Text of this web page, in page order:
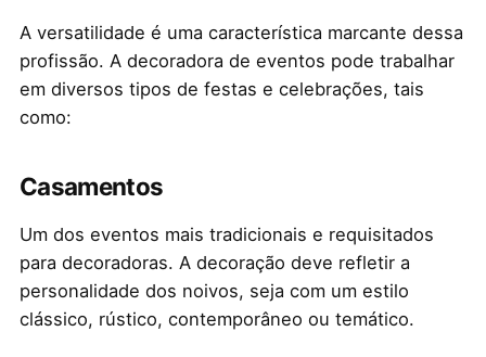
A versatilidade é uma característica marcante dessa
profissão. A decoradora de eventos pode trabalhar
em diversos tipos de festas e celebrações, tais
como:
Casamentos
Um dos eventos mais tradicionais e requisitados
para decoradoras. A decoração deve refletir a
personalidade dos noivos, seja com um estilo
clássico, rústico, contemporâneo ou temático.